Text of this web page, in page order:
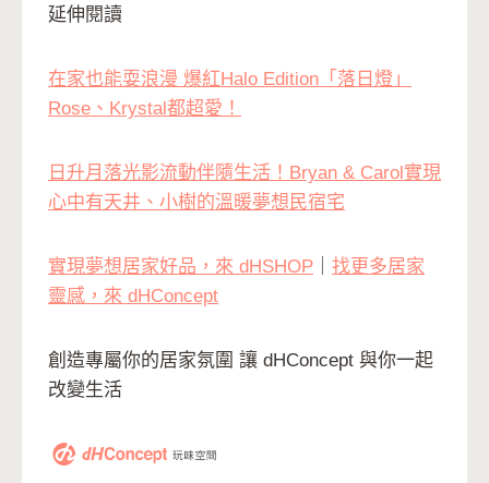
延伸閱讀
在家也能耍浪漫 爆紅Halo Edition「落日燈」
Rose、Krystal都超愛！
日升月落光影流動伴隨生活！Bryan & Carol實現
心中有天井、小樹的溫暖夢想民宿宅
實現夢想居家好品，來 dHSHOP
找更多居家
靈感，來 dHConcept
創造專屬你的居家氛圍 讓 dHConcept 與你一起
改變生活